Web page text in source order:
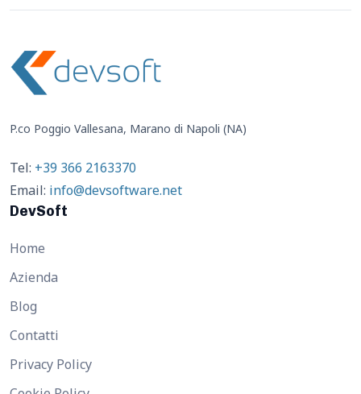
P.co Poggio Vallesana, Marano di Napoli (NA)
Tel: +39 366 2163370
Email: info@devsoftware.net
DevSoft
Home
Azienda
Blog
Contatti
Privacy Policy